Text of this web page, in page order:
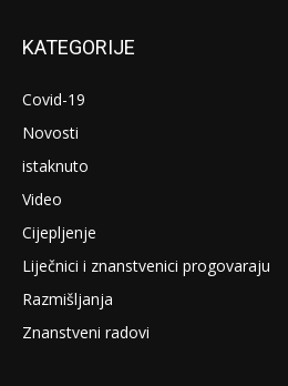
KATEGORIJE
Covid-19
Novosti
istaknuto
Video
Cijepljenje
Liječnici i znanstvenici progovaraju
Razmišljanja
Znanstveni radovi